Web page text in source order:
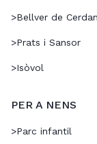
>Bellver de
>Prats i Sansor
>Isòvol
PER A NENS
>Parc infantil